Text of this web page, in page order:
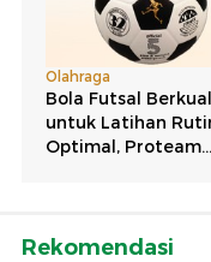
Rekomendasi